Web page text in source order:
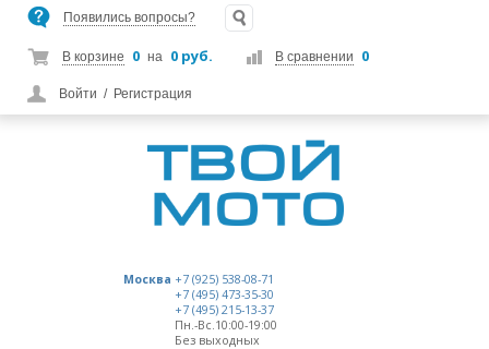
Появились вопросы?
В корзине 0 на 0 руб. В сравнении 0
Войти / Регистрация
Москва +7 (925) 538-08-71
+7 (495) 473-35-30
+7 (495) 215-13-37
Пн.-Вс.10:00-19:00
Без выходных